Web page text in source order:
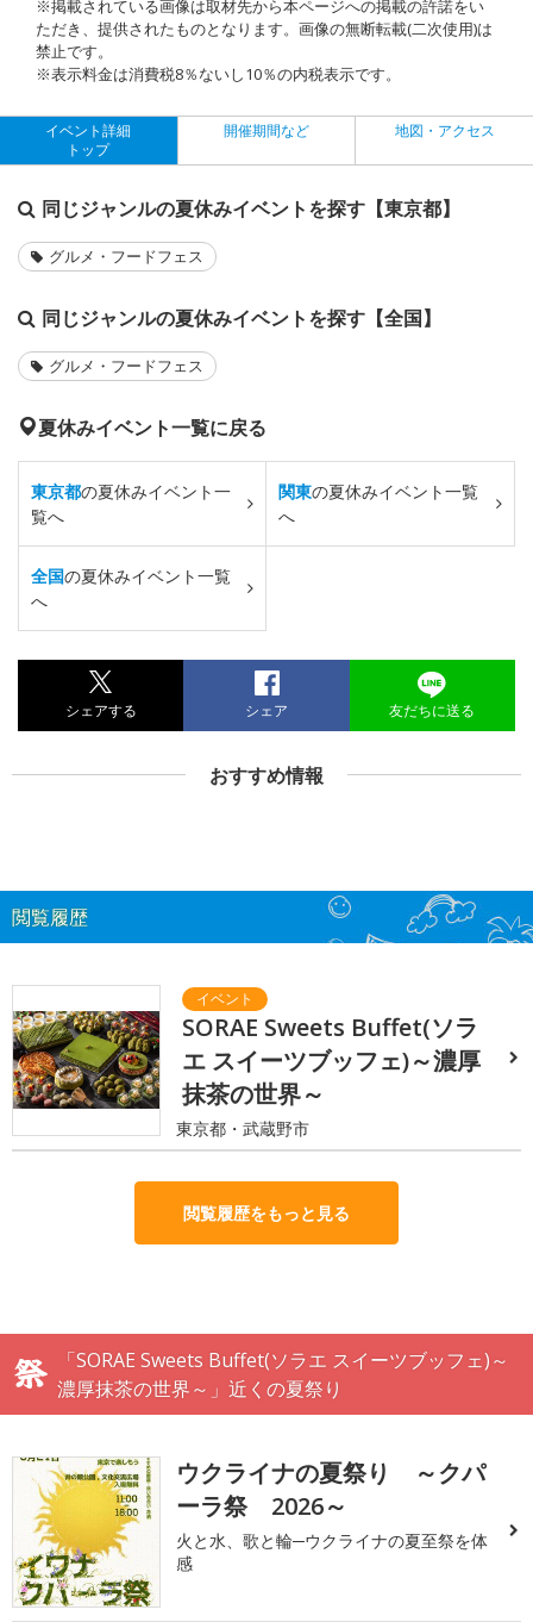
※掲載されている画像は取材先から本ページへの掲載の許諾をい
ただき、提供されたものとなります。画像の無断転載(二次使用)は
禁止です。
※表示料金は消費税8％ないし10％の内税表示です。
イベント詳細
トップ
開催期間など 地図・アクセス
同じジャンルの夏休みイベントを探す【東京都】
グルメ・フードフェス
同じジャンルの夏休みイベントを探す【全国】
グルメ・フードフェス
夏休みイベント一覧に戻る
東京都の夏休みイベント一
覧へ
関東の夏休みイベント一覧
へ
全国の夏休みイベント一覧
へ
シェアする シェア 友だちに送る
おすすめ情報
閲覧履歴
SORAE Sweets Buffet(ソラ
エ スイーツブッフェ)～濃厚
抹茶の世界～
東京都・武蔵野市
閲覧履歴をもっと見る
「SORAE Sweets Buffet(ソラエ スイーツブッフェ)～
濃厚抹茶の世界～」近くの夏祭り
ウクライナの夏祭り ～クパ
ーラ祭 2026～
火と水、歌と輪─ウクライナの夏至祭を体
感